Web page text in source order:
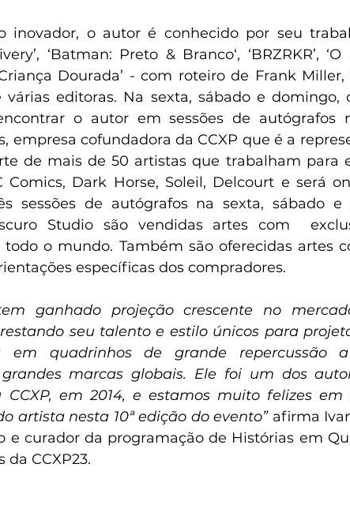
inovador, o autor é conhecido por seu
‘Batman: Preto & Branco‘, ‘BRZRKR’,
Dourada’ - com roteiro de Frank
editoras. Na sexta, sábado e domingo,
o autor em sessões de autógrafos
empresa cofundadora da CCXP que é a
de mais de 50 artistas que trabalham para
Comics, Dark Horse, Soleil, Delcourt e será
sessões de autógrafos na sexta, sábado
Studio são vendidas artes com
o mundo. Também são oferecidas artes
específicas dos compradores.
ganhado projeção crescente no
seu talento e estilo únicos para
em quadrinhos de grande repercussão
marcas globais. Ele foi um dos
em 2014, e estamos muito felizes em
artista nesta 10ª edição do evento” afirma
e curador da programação de Histórias em
da CCXP23.